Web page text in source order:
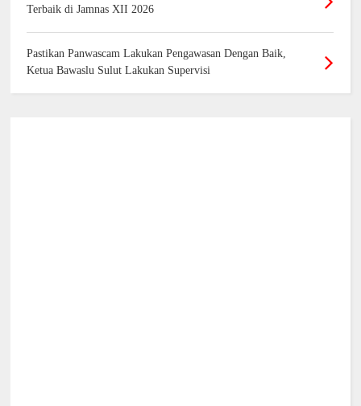
Terbaik di Jamnas XII 2026
Pastikan Panwascam Lakukan Pengawasan Dengan Baik,
Ketua Bawaslu Sulut Lakukan Supervisi